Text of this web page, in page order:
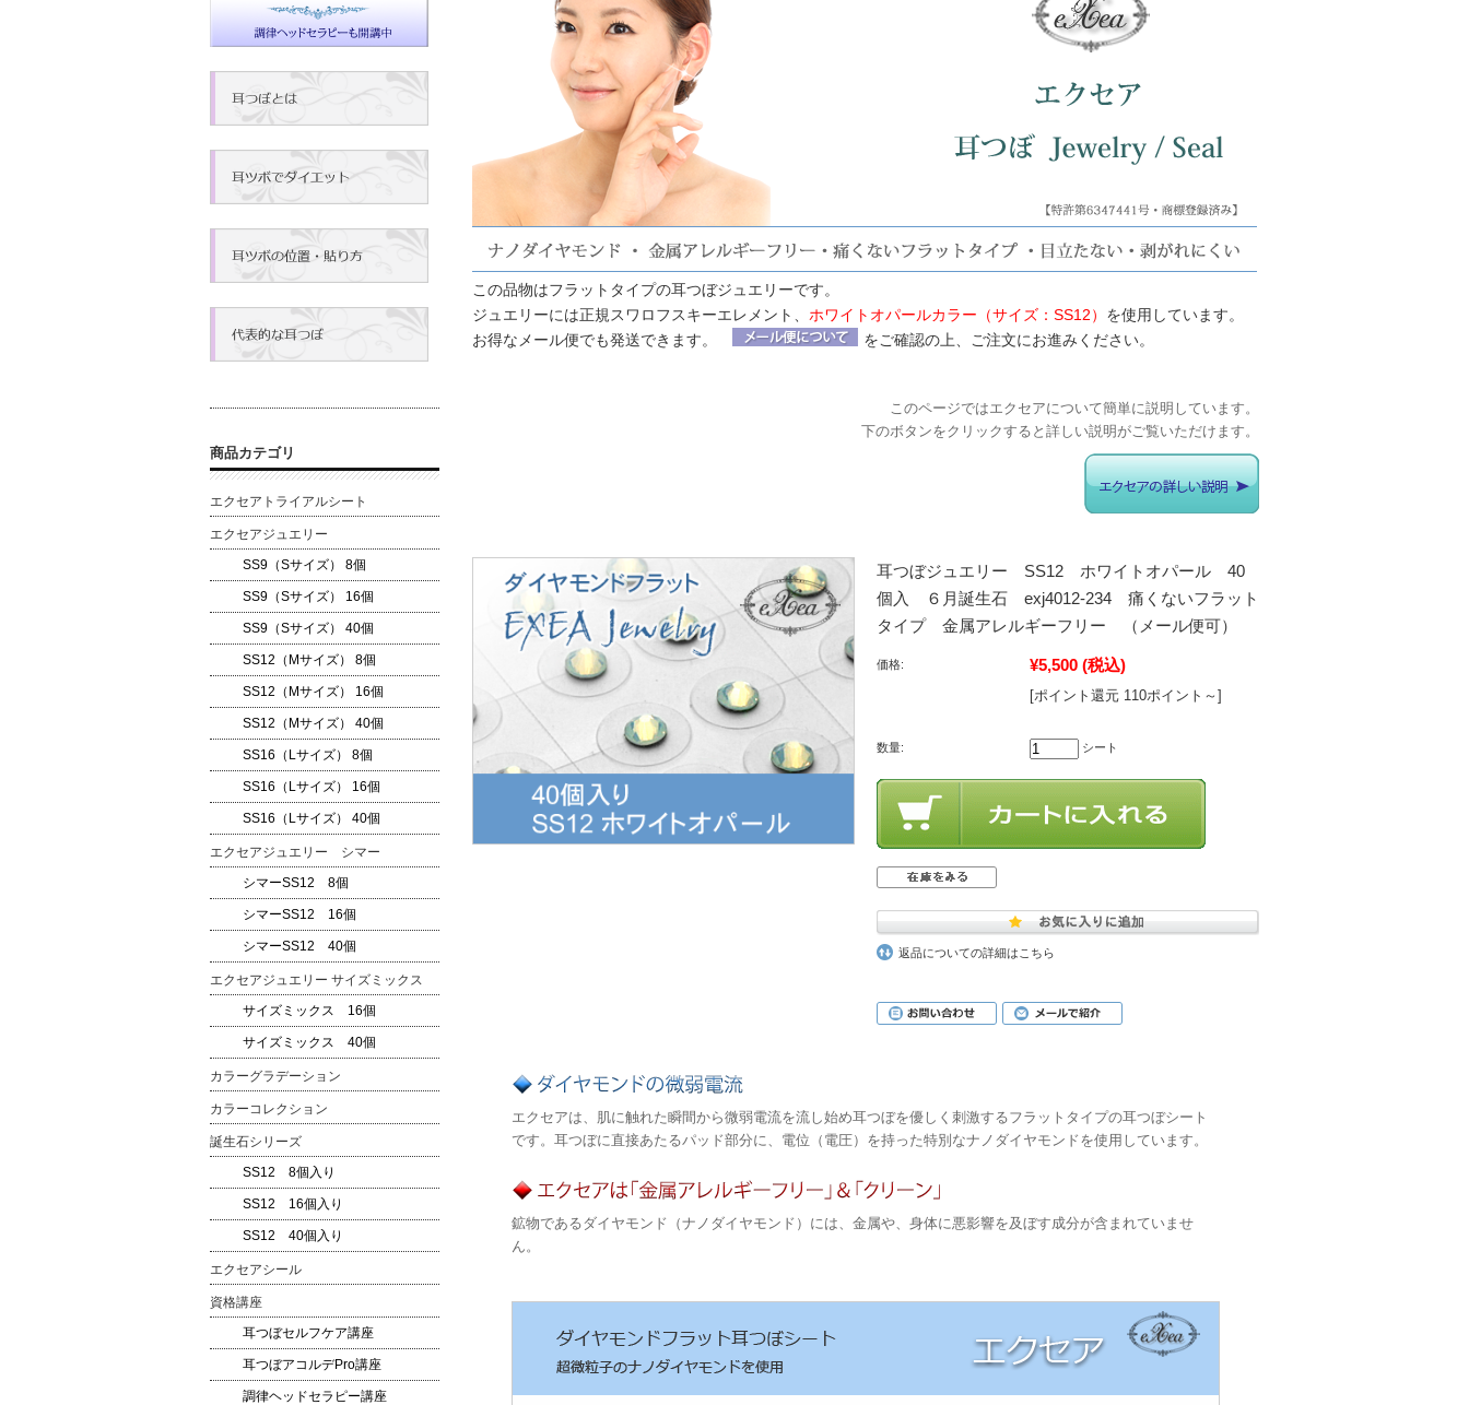
この品物はフラットタイプの耳つぼジュエリーです。
ジュエリーには正規スワロフスキーエレメント、 ホワイトオパールカラー（サイズ：SS12） を使用しています。
お得なメール便でも発送できます。
をご確認の上、ご注文にお進みください。
このページではエクセアについて簡単に説明しています。
下のボタンをクリックすると詳しい説明がご覧いただけます。
耳つぼジュエリー SS12 ホワイトオパール 40
個入 ６月誕生石 exj4012-234 痛くないフラット
タイプ 金属アレルギーフリー （メール便可）
価格: ¥5,500 (税込)
[ポイント還元 110ポイント～]
数量: シート
返品についての詳細はこちら
エクセアは、肌に触れた瞬間から微弱電流を流し始め耳つぼを優しく刺激するフラットタイプの耳つぼシート
です。耳つぼに直接あたるパッド部分に、電位（電圧）を持った特別なナノダイヤモンドを使用しています。
鉱物であるダイヤモンド（ナノダイヤモンド）には、金属や、身体に悪影響を及ぼす成分が含まれていませ
ん。
商品カテゴリ
エクセアトライアルシート
エクセアジュエリー
SS9（Sサイズ） 8個
SS9（Sサイズ） 16個
SS9（Sサイズ） 40個
SS12（Mサイズ） 8個
SS12（Mサイズ） 16個
SS12（Mサイズ） 40個
SS16（Lサイズ） 8個
SS16（Lサイズ） 16個
SS16（Lサイズ） 40個
エクセアジュエリー シマー
シマーSS12 8個
シマーSS12 16個
シマーSS12 40個
エクセアジュエリー サイズミックス
サイズミックス 16個
サイズミックス 40個
カラーグラデーション
カラーコレクション
誕生石シリーズ
SS12 8個入り
SS12 16個入り
SS12 40個入り
エクセアシール
資格講座
耳つぼセルフケア講座
耳つぼアコルデPro講座
調律ヘッドセラピー講座